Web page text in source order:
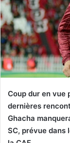
Coup dur en vue
dernières
Ghacha
SC, prévue dans